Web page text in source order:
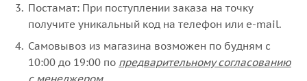
Постамат: При поступлении заказа на точку
получите уникальный код на телефон или e-mail.
Самовывоз из магазина возможен по будням с
10:00 до 19:00 по предварительному согласованию